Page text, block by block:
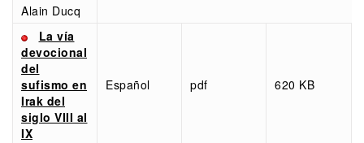
Alain Ducq
La vía
devocional
del
sufismo en
Irak del
siglo VIII al
IX
Español pdf 620 KB